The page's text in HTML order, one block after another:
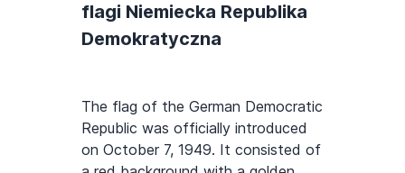
flagi Niemiecka Republika
Demokratyczna
The flag of the German Democratic
Republic was officially introduced
on October 7, 1949. It consisted of